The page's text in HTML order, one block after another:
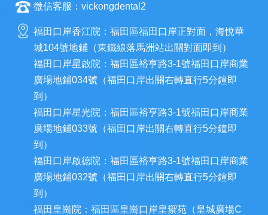
微信客服：vickongdental2
福田口岸香江院：福田區福田口岸正對面，海悅華
城104號地鋪（東鐵線落馬洲站出關對面即到）
福田口岸星啟院：福田區裕亨路3-1號福田口岸商業
廣場地鋪034號（福田口岸出關右轉直行5分鐘即
到）
福田口岸星光院：福田區裕亨路3-1號福田口岸商業
廣場地鋪033號（福田口岸出關右轉直行5分鐘即
到）
福田口岸啟德院：福田區裕亨路3-1號福田口岸商業
廣場地鋪032號（福田口岸出關右轉直行5分鐘即
到）
福田皇崗院：福田區皇崗口岸皇禦苑（皇城廣場C